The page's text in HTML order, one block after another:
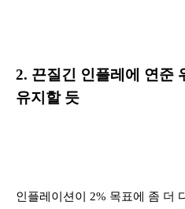
2. 끈질긴 인플레에 연준
유지할 듯
인플레이션이 2% 목표에 좀 더